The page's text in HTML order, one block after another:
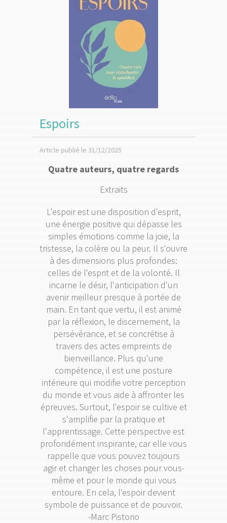
Espoirs
Article publié le 31/12/2025
Quatre auteurs, quatre regards
Extraits
L'espoir est une disposition d'esprit,
une énergie positive qui dépasse les
simples émotions comme la joie, la
tristesse, la colère ou la peur. Il s'ouvre
à des dimensions plus profondes:
celles de l'esprit et de la volonté. Il
incarne le désir, l'anticipation d'un
avenir meilleur presque à portée de
main. En tant que vertu, il est animé
par la réflexion, le discernement, la
persévérance, et se concrétise à
travers des actes empreints de
bienveillance. Plus qu'une
compétence, il est une posture
intérieure qui modifie votre perception
du monde et vous aide à affronter les
épreuves. Surtout, l'espoir se cultive et
s'amplifie par la pratique et
l'apprentissage. Cette perspective est
profondément inspirante, car elle vous
rappelle que vous pouvez toujours
agir et changer les choses pour vous-
même et pour le monde qui vous
entoure. En cela, l'espoir devient
symbole de puissance et de pouvoir.
-Marc Pistorio